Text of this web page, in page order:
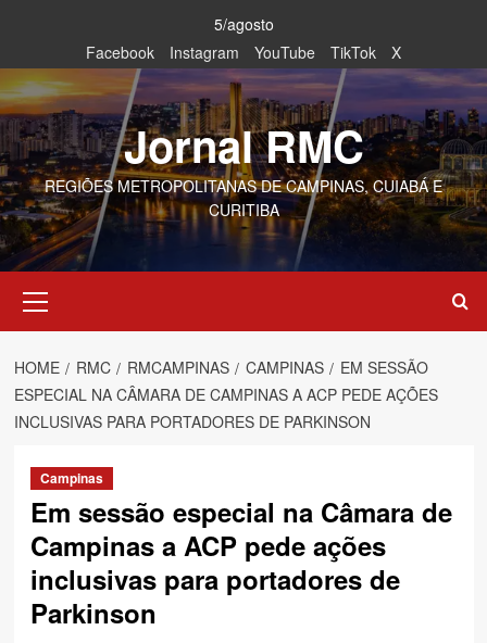
content
5/agosto
Facebook
Instagram YouTube TikTok X
Jornal RMC
REGIÕES METROPOLITANAS DE CAMPINAS, CUIABÁ E
CURITIBA
Menu
HOME RMC RMCAMPINAS CAMPINAS
EM SESSÃO
ESPECIAL NA CÂMARA DE CAMPINAS A ACP PEDE AÇÕES
INCLUSIVAS PARA PORTADORES DE PARKINSON
Campinas
Em sessão especial na Câmara de
Campinas a ACP pede ações
inclusivas para portadores de
Parkinson